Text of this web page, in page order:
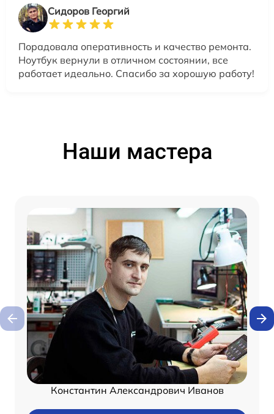
Сидоров Георгий
Порадовала оперативность и качество ремонта.
Ноутбук вернули в отличном состоянии, все
работает идеально. Спасибо за хорошую работу!
Наши мастера
Константин Александрович Иванов